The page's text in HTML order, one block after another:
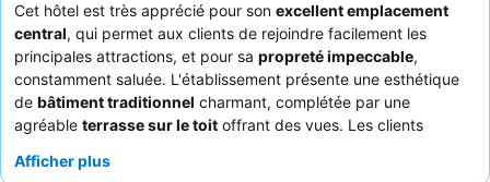
Cet hôtel est très apprécié pour son excellent emplacement
central, qui permet aux clients de rejoindre facilement les
principales attractions, et pour sa propreté impeccable,
constamment saluée. L'établissement présente une esthétique
de bâtiment traditionnel charmant, complétée par une
agréable terrasse sur le toit offrant des vues. Les clients
un atout majeur, contribuant à un séjour positif. Bien que les
Afficher plus